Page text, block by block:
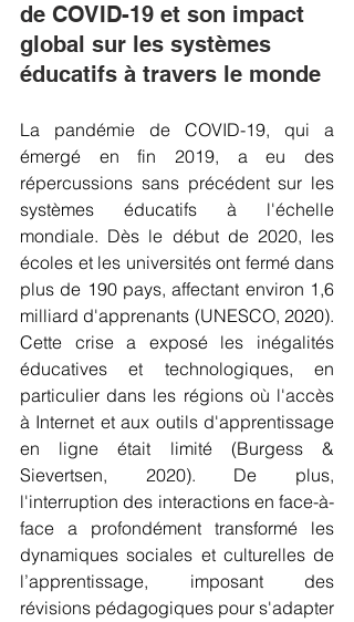
de COVID-19 et son impact
global sur les systèmes
éducatifs à travers le monde
La pandémie de COVID-19, qui a
émergé en fin 2019, a eu des
répercussions sans précédent sur les
systèmes éducatifs à l'échelle
mondiale. Dès le début de 2020, les
écoles et les universités ont fermé dans
plus de 190 pays, affectant environ 1,6
milliard d'apprenants (UNESCO, 2020).
Cette crise a exposé les inégalités
éducatives et technologiques, en
particulier dans les régions où l'accès
à Internet et aux outils d'apprentissage
en ligne était limité (Burgess &
Sievertsen, 2020). De plus,
l'interruption des interactions en face-à-
face a profondément transformé les
dynamiques sociales et culturelles de
l’apprentissage, imposant des
révisions pédagogiques pour s'adapter